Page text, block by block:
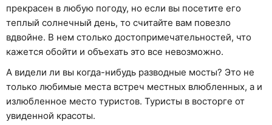
Рассказать новость
прекрасен в любую погоду, но если вы посетите его
теплый солнечный день, то считайте вам повезло
вдвойне. В нем столько достопримечательностей, что
кажется обойти и объехать это все невозможно.
А видели ли вы когда-нибудь разводные мосты? Это не
только любимые места встреч местных влюбленных, а и
излюбленное место туристов. Туристы в восторге от
увиденной красоты.